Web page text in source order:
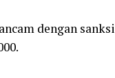
dengan sanksi